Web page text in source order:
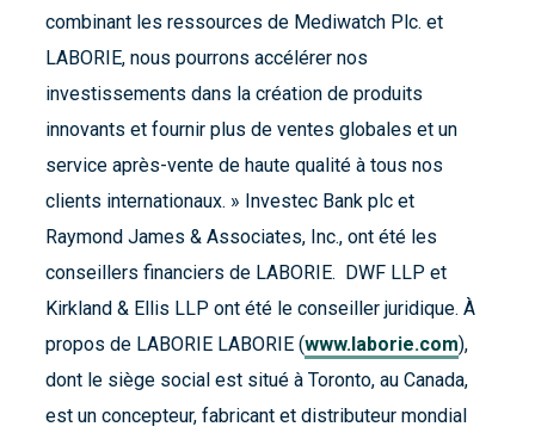
combinant les ressources de Mediwatch Plc. et
LABORIE, nous pourrons accélérer nos
investissements dans la création de produits
innovants et fournir plus de ventes globales et un
service après-vente de haute qualité à tous nos
clients internationaux. » Investec Bank plc et
Raymond James & Associates, Inc., ont été les
conseillers financiers de LABORIE. DWF LLP et
Kirkland & Ellis LLP ont été le conseiller juridique. À
propos de LABORIE LABORIE (www.laborie.com),
dont le siège social est situé à Toronto, au Canada,
est un concepteur, fabricant et distributeur mondial